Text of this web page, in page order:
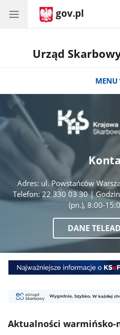
gov.pl
Urząd
MENU
Adres: ul. Powstańców
Telefon: 22 330 03 30 |
(pn.), 8:00-
DANE
Baner
1
Baner
Aktualności warmińsko-